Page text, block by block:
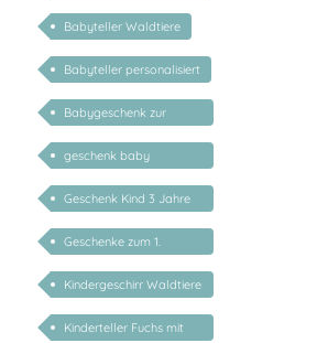
Babyteller Waldtiere
Babyteller personalisiert
Babygeschenk zur
Geburt
geschenk baby
personalisiert
Geschenk Kind 3 Jahre
personalisiert
Geschenke zum 1.
Geburtstag
Kindergeschirr Waldtiere
mit Namen
Kinderteller Fuchs mit